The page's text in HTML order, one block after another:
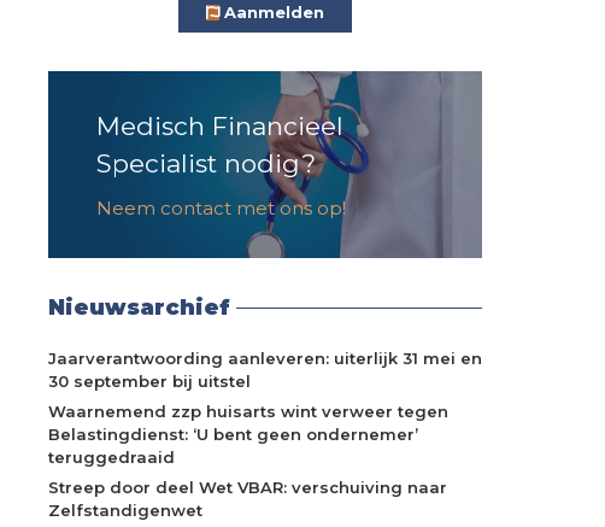
Aanmelden
Medisch Financieel
Specialist nodig?
Neem contact met ons op!
Nieuwsarchief
Jaarverantwoording aanleveren: uiterlijk 31 mei en
30 september bij uitstel
Waarnemend zzp huisarts wint verweer tegen
Belastingdienst: ‘U bent geen ondernemer’
teruggedraaid
Streep door deel Wet VBAR: verschuiving naar
Zelfstandigenwet